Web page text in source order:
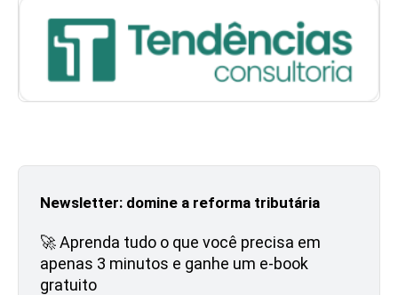
Newsletter: domine a reforma tributária
🚀 Aprenda tudo o que você precisa em
apenas 3 minutos e ganhe um e-book
gratuito